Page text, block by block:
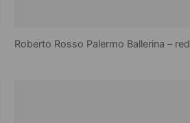
Roberto Rosso Palermo Ballerina – red